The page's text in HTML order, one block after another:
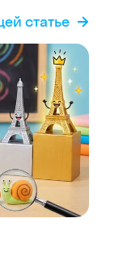
статье